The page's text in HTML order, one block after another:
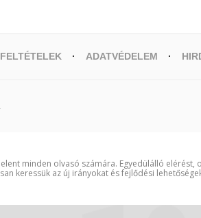
ADATVÉDELEM
minden olvasó számára. Egyedülálló elérést,
keressük az új irányokat és fejlődési